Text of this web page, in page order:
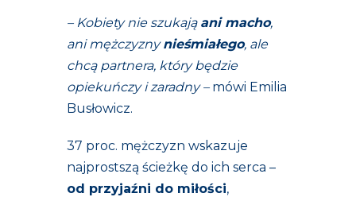
– Kobiety nie szukają ani macho,
ani mężczyznynieśmiałego, ale
chcą partnera, który będzie
opiekuńczy i zaradny –mówi Emilia
Busłowicz.
37 proc. mężczyzn wskazuje
najprostszą ścieżkę do ich serca –
od przyjaźni do miłości,